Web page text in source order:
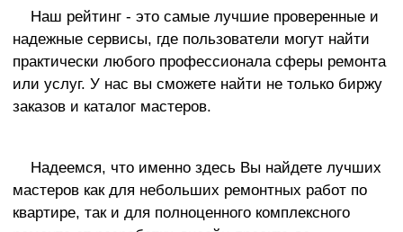
Наш рейтинг - это самые лучшие проверенные и
надежные сервисы, где пользователи могут найти
практически любого профессионала сферы ремонта
или услуг. У нас вы сможете найти не только биржу
заказов и каталог мастеров.
Надеемся, что именно здесь Вы найдете лучших
мастеров как для небольших ремонтных работ по
квартире, так и для полноценного комплексного